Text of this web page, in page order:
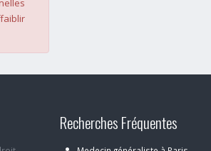
Recherches Fréquentes